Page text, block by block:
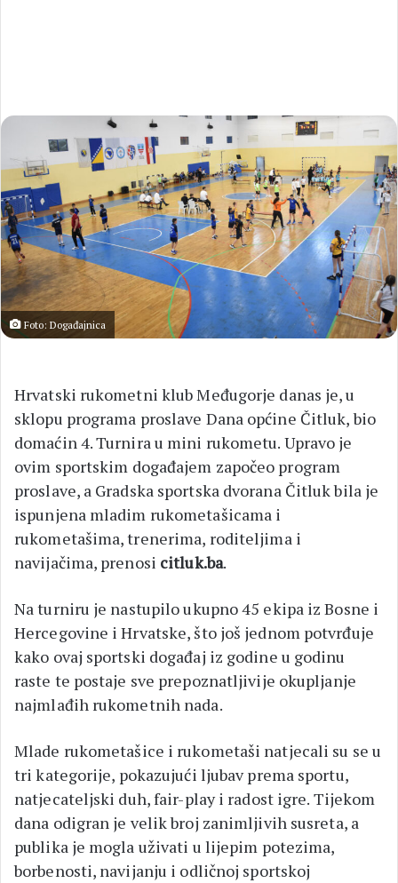
Foto: Događajnica
Hrvatski rukometni klub Međugorje danas je, u
sklopu programa proslave Dana općine Čitluk, bio
domaćin 4. Turnira u mini rukometu. Upravo je
ovim sportskim događajem započeo program
proslave, a Gradska sportska dvorana Čitluk bila je
ispunjena mladim rukometašicama i
rukometašima, trenerima, roditeljima i
navijačima, prenosi citluk.ba.
Na turniru je nastupilo ukupno 45 ekipa iz Bosne i
Hercegovine i Hrvatske, što još jednom potvrđuje
kako ovaj sportski događaj iz godine u godinu
raste te postaje sve prepoznatljivije okupljanje
najmlađih rukometnih nada.
Mlade rukometašice i rukometaši natjecali su se u
tri kategorije, pokazujući ljubav prema sportu,
natjecateljski duh, fair-play i radost igre. Tijekom
dana odigran je velik broj zanimljivih susreta, a
publika je mogla uživati u lijepim potezima,
borbenosti, navijanju i odličnoj sportskoj